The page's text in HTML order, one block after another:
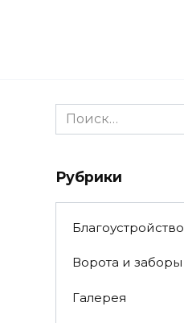
Search
for:
Рубрики
Благоустройство
Ворота и заборы
Галерея